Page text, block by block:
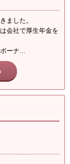
きました。
会社で厚生年金を
ーナ...